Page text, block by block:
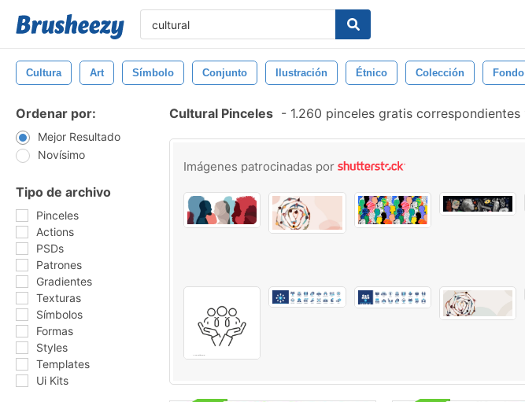
Cultura Art Símbolo Conjunto Ilustración Étnico Colección Fondo
Ordenar por:
Mejor Resultado
Novísimo
Tipo de archivo
Pinceles
Actions
PSDs
Patrones
Gradientes
Texturas
Símbolos
Formas
Styles
Templates
Ui Kits
Cultural Pinceles - 1.260 pinceles gratis correspondientes
Imágenes patrocinadas por